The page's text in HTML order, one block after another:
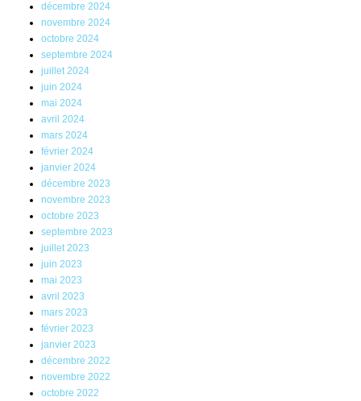
décembre 2024
novembre 2024
octobre 2024
septembre 2024
juillet 2024
juin 2024
mai 2024
avril 2024
mars 2024
février 2024
janvier 2024
décembre 2023
novembre 2023
octobre 2023
septembre 2023
juillet 2023
juin 2023
mai 2023
avril 2023
mars 2023
février 2023
janvier 2023
décembre 2022
novembre 2022
octobre 2022